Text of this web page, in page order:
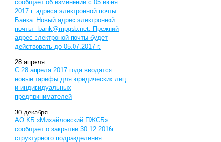
сообщает об изменении с 05 июня
2017 г. адреса электронной почты
Банка. Новый адрес электронной
почты - bank@mpgsb.net. Прежний
адрес электроной почты будет
действовать до 05.07.2017 г.
28 апреля
С 28 апреля 2017 года вводятся
новые тарифы для юридических лиц
и индивидуальных
предпринимателей
30 декабря
АО КБ «Михайловский ПЖСБ»
сообщает о закрытии 30.12.2016г.
структурного подразделения